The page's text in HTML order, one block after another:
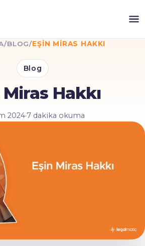
/BLOG/EŞIN MIRAS HAKKI
Blog
Hakkı
2024·7 dakika okuma